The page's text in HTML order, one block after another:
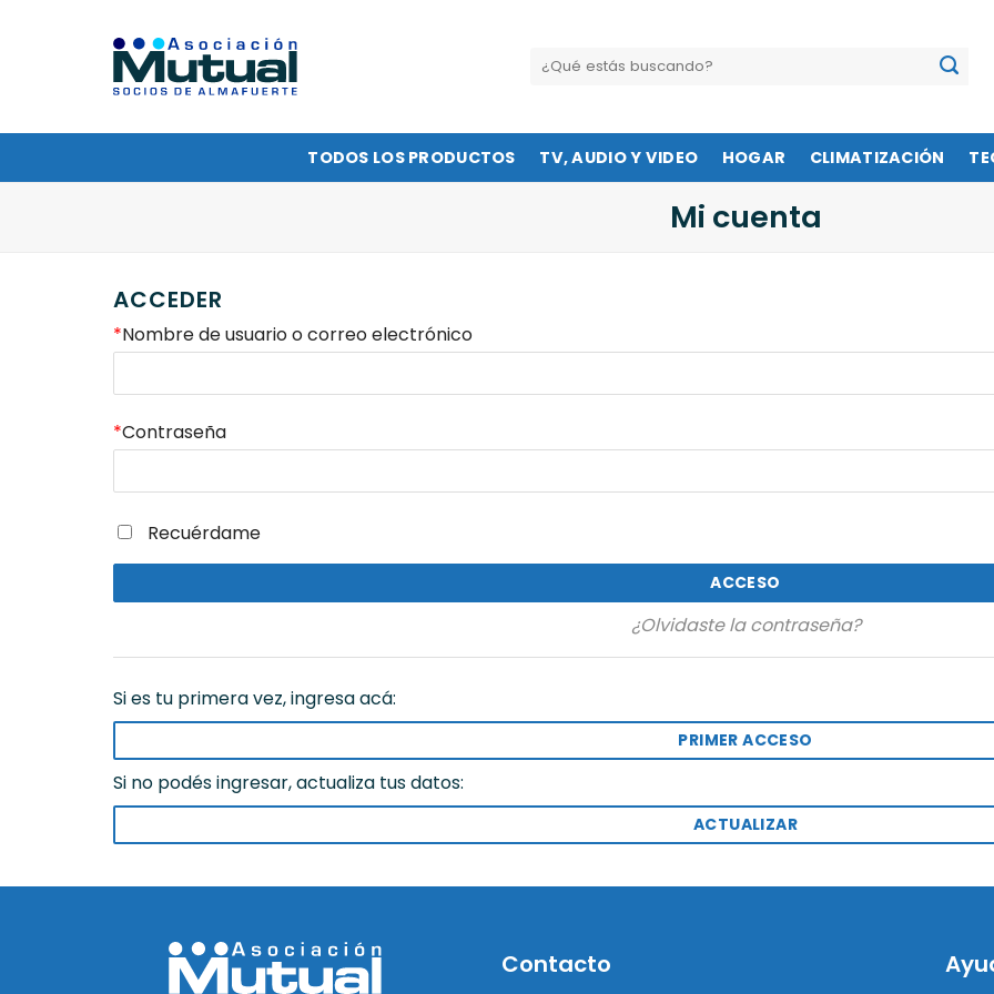
Buscar
por:
TODOS LOS PRODUCTOS TV, AUDIO Y VIDEO HOGAR CLIMATIZACIÓN
Mi cuenta
ACCEDER
Nombre de usuario o correo electrónico
*
Obligatorio
Contraseña
*
Obligatorio
Recuérdame
ACCESO
¿Olvidaste la contraseña?
Si es tu primera vez, ingresa acá:
PRIMER ACCESO
Si no podés ingresar, actualiza tus datos:
ACTUALIZAR
Contacto